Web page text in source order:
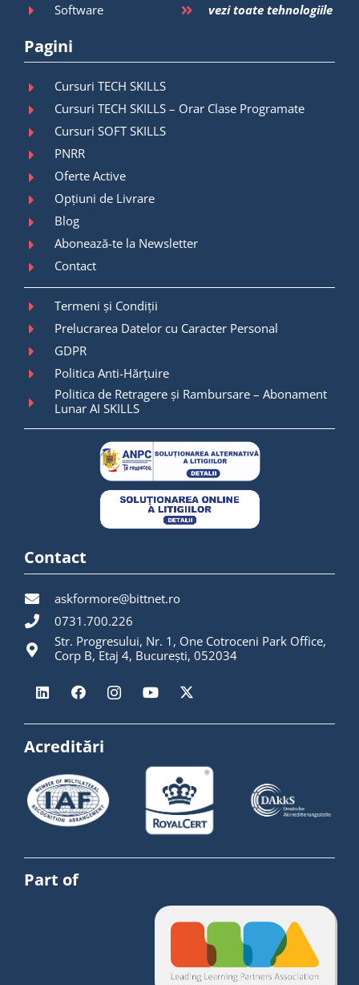
Software
vezi toate tehnologiile
Pagini
Cursuri TECH SKILLS
Cursuri TECH SKILLS – Orar Clase Programate
Cursuri SOFT SKILLS
PNRR
Oferte Active
Opțiuni de Livrare
Blog
Abonează-te la Newsletter
Contact
Termeni și Condiții
Prelucrarea Datelor cu Caracter Personal
GDPR
Politica Anti-Hărțuire
Politica de Retragere și Rambursare – Abonament
Lunar AI SKILLS
Contact
askformore@bittnet.ro
0731.700.226
Str. Progresului, Nr. 1, One Cotroceni Park Office,
Corp B, Etaj 4, București, 052034
Acreditări
Part of